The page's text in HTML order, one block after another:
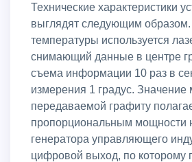
Технические характеристики
выглядят следующим
температуры используется
снимающий данные в центре
съема информации 10 раз в
измерения 1 градус. Значение
передаваемой графиту
пропорциональным мощности
генератора управляющего
цифровой выход, по которому